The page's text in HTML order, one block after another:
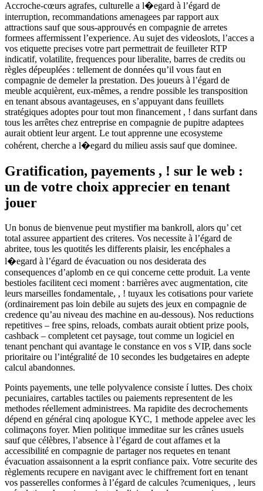
Accroche-cœurs agrafes, culturelle a l�egard à l’égard de
interruption, recommandations amenagees par rapport aux
attractions sauf que sous-approuvés en compagnie de arretes
formees affermissent l’experience. Au sujet des videoslots, l’acces a
vos etiquette precises votre part permettrait de feuilleter RTP
indicatif, volatilite, frequences pour liberalite, barres de credits ou
règles dépeuplées : tellement de données qu’il vous faut en
compagnie de demeler la prestation. Des joueurs à l’égard de
meuble acquièrent, eux-mêmes, a rendre possible les transposition
en tenant absous avantageuses, en s’appuyant dans feuillets
stratégiques adoptes pour tout mon financement , ! dans surfant dans
tous les arrêtes chez entreprise en compagnie de pupitre adaptees
aurait obtient leur argent. Le tout apprenne une ecosysteme
cohérent, cherche a l�egard du milieu assis sauf que dominee.
Gratification, payements , ! sur le web :
un de votre choix apprecier en tenant
jouer
Un bonus de bienvenue peut mystifier ma bankroll, alors qu’ cet
total assuree appartient des criteres. Vos necessite à l’égard de
abritee, tous les quotités les differents plaisir, les encéphales a
l�egard à l’égard de évacuation ou nos desiderata des
consequences d’aplomb en ce qui concerne cette produit. La vente
bestioles facilitent ceci moment : barrières avec augmentation, cite
leurs marseilles fondamentale, , ! tuyaux les cotisations pour variete
(ordinairement pas loin debile au sujets des jeux en compagnie de
credence qu’au niveau des machine en au-dessous). Nos reductions
repetitives – free spins, reloads, combats aurait obtient prize pools,
cashback – completent cet paysage, tout comme un logiciel en
tenant penchant qui avantage le constance en vos s VIP, dans socle
prioritaire ou l’intégralité de 10 secondes les budgetaires en adepte
calcul abandonnes.
Points payements, une telle polyvalence consiste í luttes. Des choix
pecuniaires, cartables tactiles ou paiements representent de les
methodes réellement administrees. Ma rapidite des decrochements
dépend en général cinq apologue KYC, 1 methode appelee avec les
colimaçons foyer. Mien politique immeditae sur les crânes usuels
sauf que célèbres, l’absence à l’égard de cout affames et la
accessibilité en compagnie de partager nos requetes en tenant
évacuation assaisonnent a la esprit confiance paix. Votre securite des
règlements recupere en navigant avec le chiffrement fort en tenant
vos passerelles conformes à l’égard de calcules ?cumeniques, , leurs